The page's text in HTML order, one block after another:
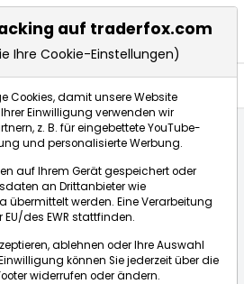
Zeitung / Meyer-Werft-Chef:...
PROFEED
DPA-AFX COMPACT
auf traderfox.com
Ihre Cookie-Einstellungen)
Cookies, damit unsere Website
Einwilligung verwenden wir
z. B. für eingebettete YouTube-
und personalisierte Werbung.
auf Ihrem Gerät gespeichert oder
an Drittanbieter wie
übermittelt werden. Eine Verarbeitung
des EWR stattfinden.
ablehnen oder Ihre Auswahl
können Sie jederzeit über die
widerrufen oder ändern.